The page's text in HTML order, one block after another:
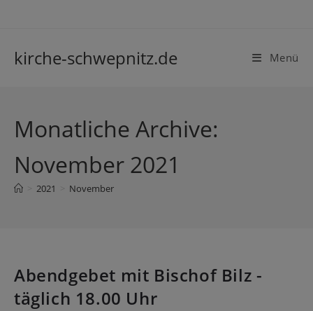
kirche-schwepnitz.de Menü
Monatliche Archive:
November 2021
2021 November
Abendgebet mit Bischof Bilz -
täglich 18.00 Uhr